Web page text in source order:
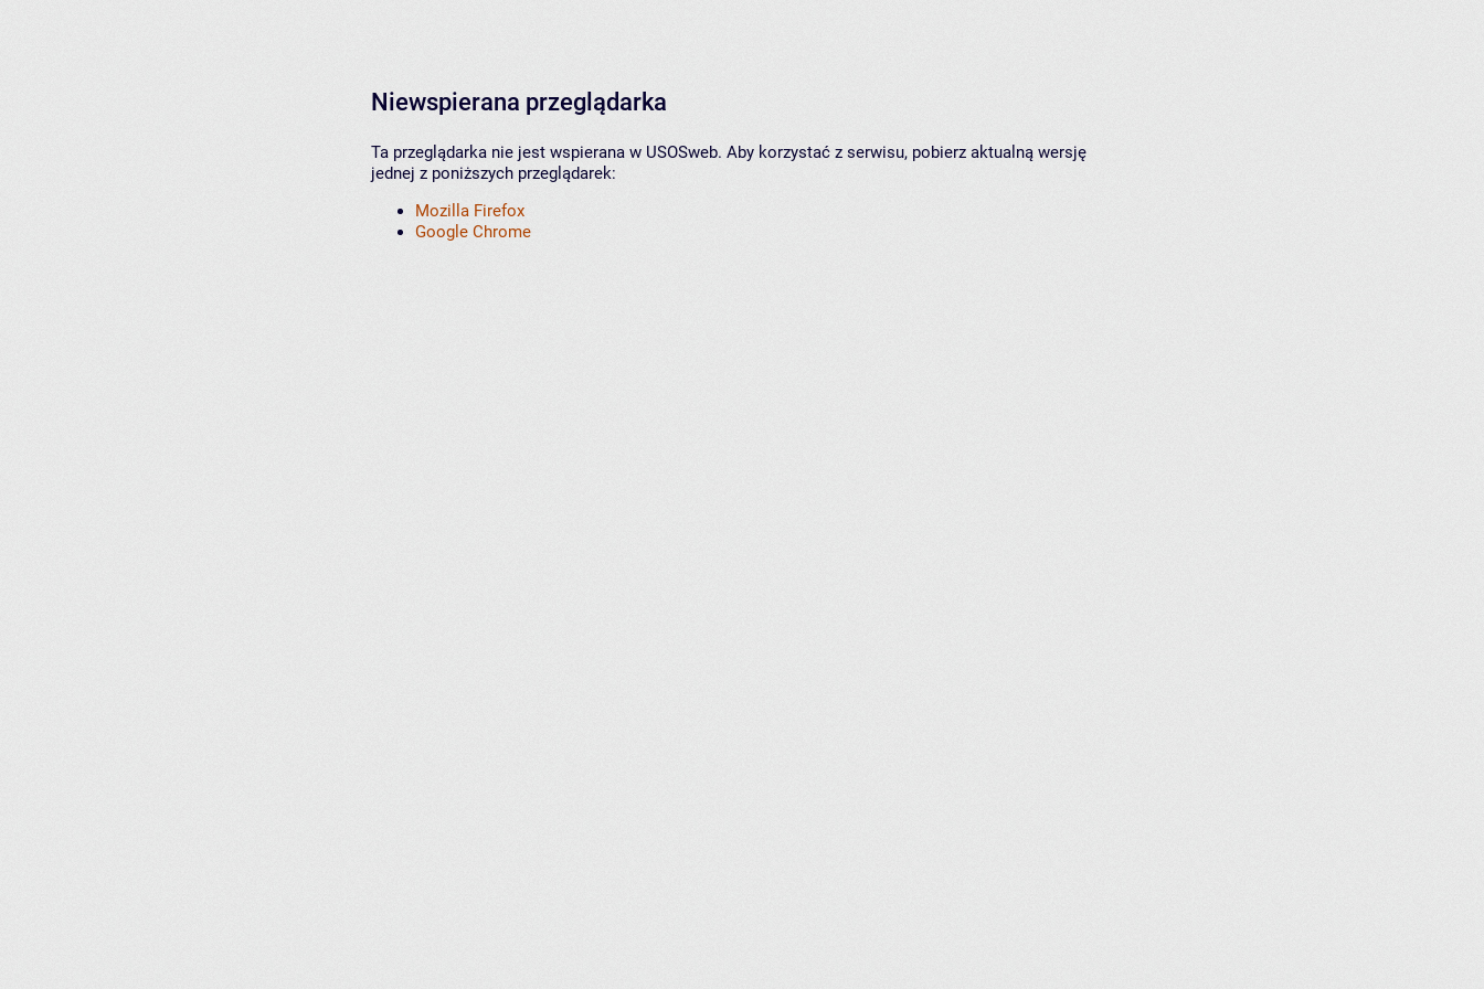
Niewspierana przeglądarka
Ta przeglądarka nie jest wspierana w USOSweb. Aby korzystać z serwisu, pobierz aktualną wersję
jednej z poniższych przeglądarek:
Mozilla Firefox
Google Chrome